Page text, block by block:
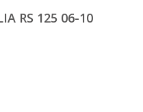
RS 125 06-10